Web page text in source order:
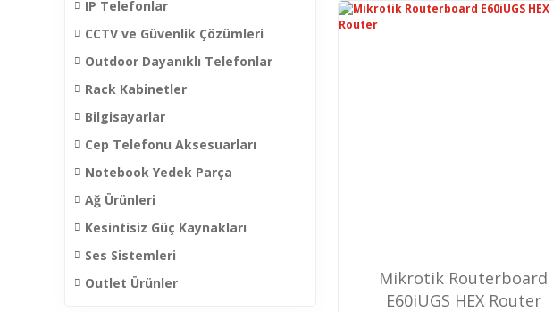
IP Telefonlar
CCTV ve Güvenlik Çözümleri
Outdoor Dayanıklı Telefonlar
Rack Kabinetler
Bilgisayarlar
Cep Telefonu Aksesuarları
Notebook Yedek Parça
Ağ Ürünleri
Kesintisiz Güç Kaynakları
Ses Sistemleri
Outlet Ürünler
Mikrotik Routerboard
E60iUGS HEX Router